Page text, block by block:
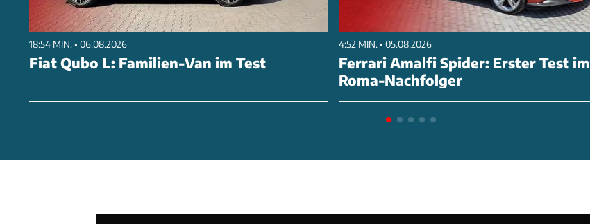
18:54 MIN. • 06.08.2026
Fiat Qubo L: Familien-Van im Test
4:52 MIN. • 05.08.2026
Ferrari Amalfi Spider: Erster Test im
Roma-Nachfolger